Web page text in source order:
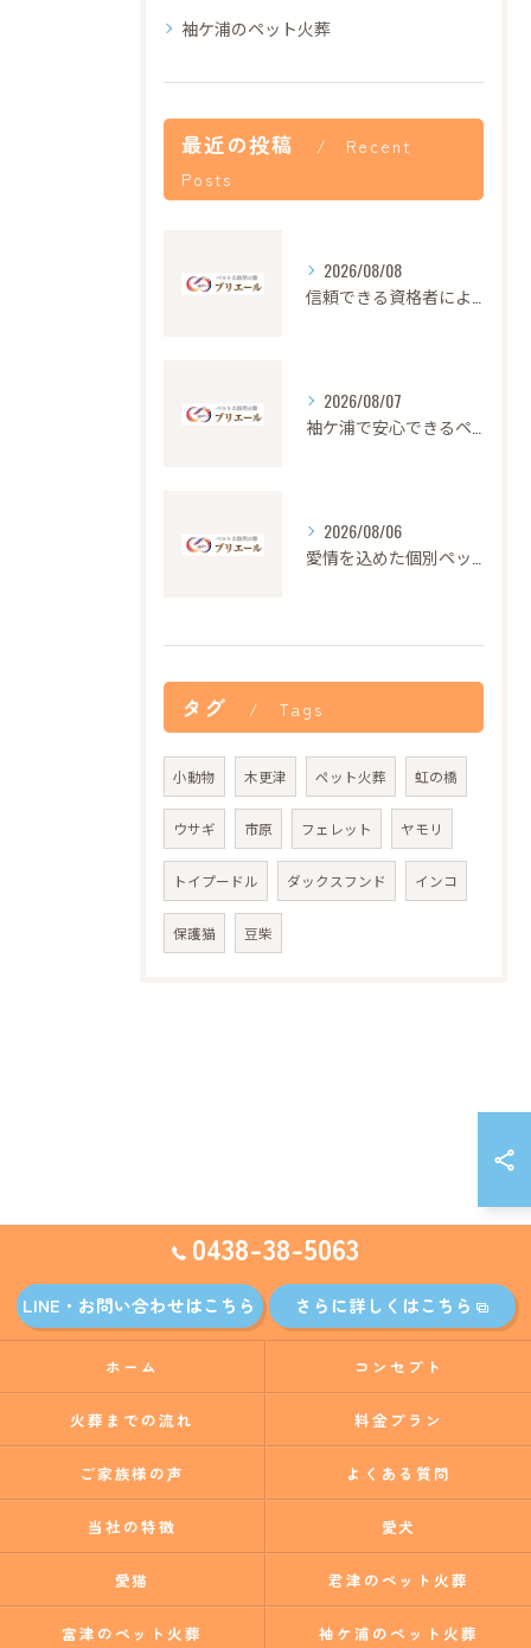
袖ケ浦のペット火葬
最近の投稿
Recent
Posts
2026/08/08
2026/08/07
2026/08/06
タグ Tags
小動物 木更津 ペット火葬 虹の橋
ウサギ 市原 フェレット ヤモリ
トイプードル ダックスフンド インコ
保護猫 豆柴
0438-38-5063
LINE・お問い合わせはこちら さらに詳しくはこちら
ホーム コンセプト
火葬までの流れ 料金プラン
ご家族様の声 よくある質問
当社の特徴 愛犬
愛猫 君津のペット火葬
富津のペット火葬 袖ケ浦のペット火葬